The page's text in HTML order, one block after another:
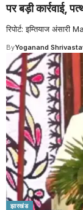
पर बड़ी कार्रवाई,
रिपोर्ट: इम्तियाज
ByYoganand
झारखंड